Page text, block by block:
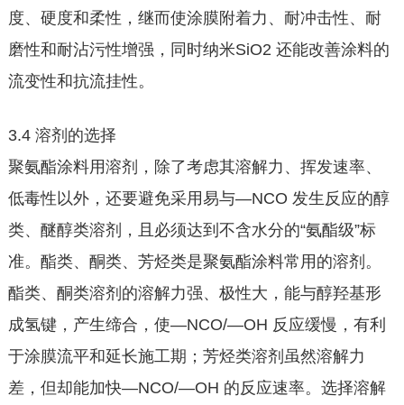
度、硬度和柔性，继而使涂膜附着力、耐冲击性、耐
磨性和耐沾污性增强，同时纳米SiO2 还能改善涂料的
流变性和抗流挂性。
3.4 溶剂的选择
聚氨酯涂料用溶剂，除了考虑其溶解力、挥发速率、
低毒性以外，还要避免采用易与—NCO 发生反应的醇
类、醚醇类溶剂，且必须达到不含水分的“氨酯级”标
准。酯类、酮类、芳烃类是聚氨酯涂料常用的溶剂。
酯类、酮类溶剂的溶解力强、极性大，能与醇羟基形
成氢键，产生缔合，使—NCO/—OH 反应缓慢，有利
于涂膜流平和延长施工期；芳烃类溶剂虽然溶解力
差，但却能加快—NCO/—OH 的反应速率。选择溶解